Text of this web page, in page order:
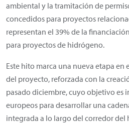
ambiental y la tramitación de
concedidos para proyectos
representan el 39% de la
para proyectos de hidrógeno.
Este hito marca una nueva etapa en
del proyecto, reforzada con la
pasado diciembre, cuyo objetivo es
europeos para desarrollar una
integrada a lo largo del corredor del